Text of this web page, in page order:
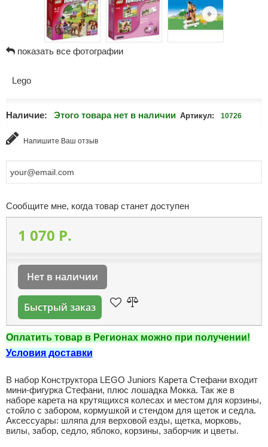
показать все фотографии
Lego
Наличие: Этого товара нет в наличии Артикул: 10726
Напишите Ваш отзыв
Сообщите мне, когда товар станет доступен
1 070 P.
Нет в наличии
Быстрый заказ
Оплатить товар в Регионах можно при получении!
Условия доставки
В набор Конструктора LEGO Juniors Карета Стефани входит
мини-фигурка Стефани, плюс лошадка Мокка. Так же в
наборе карета на крутящихся колесах и местом для корзины,
стойло с забором, кормушкой и стендом для щеток и седла.
Аксессуары: шляпа для верховой езды, щетка, морковь,
вилы, забор, седло, яблоко, корзины, заборчик и цветы.